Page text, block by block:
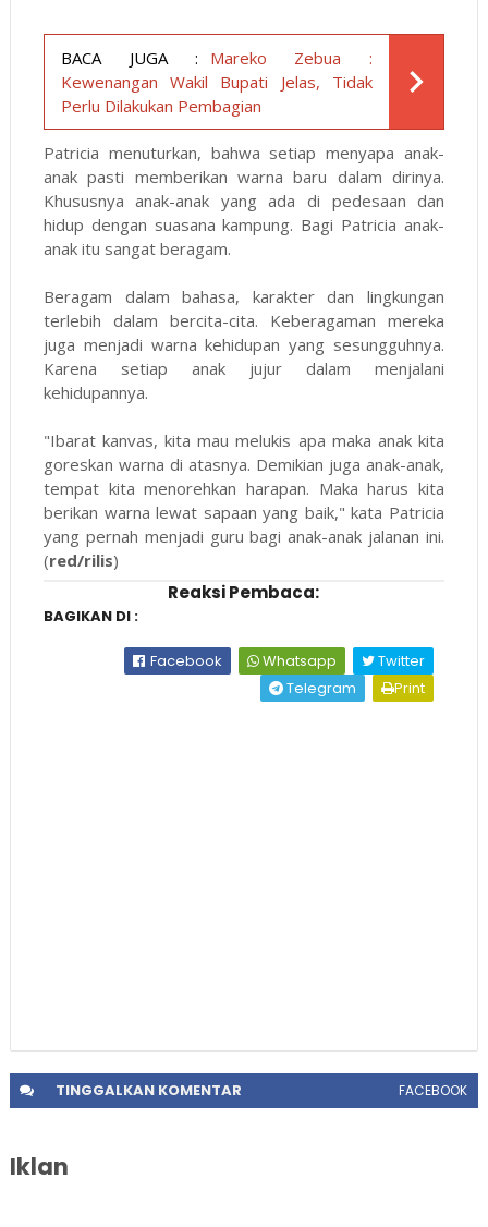
BACA JUGA :
Mareko Zebua :
Kewenangan Wakil Bupati Jelas, Tidak
Perlu Dilakukan Pembagian
Patricia menuturkan, bahwa setiap menyapa anak-
anak pasti memberikan warna baru dalam dirinya.
Khususnya anak-anak yang ada di pedesaan dan
hidup dengan suasana kampung. Bagi Patricia anak-
anak itu sangat beragam.
Beragam dalam bahasa, karakter dan lingkungan
terlebih dalam bercita-cita. Keberagaman mereka
juga menjadi warna kehidupan yang sesungguhnya.
Karena setiap anak jujur dalam menjalani
kehidupannya.
"Ibarat kanvas, kita mau melukis apa maka anak kita
goreskan warna di atasnya. Demikian juga anak-anak,
tempat kita menorehkan harapan. Maka harus kita
berikan warna lewat sapaan yang baik," kata Patricia
yang pernah menjadi guru bagi anak-anak jalanan ini.
(red/rilis)
Reaksi Pembaca:
BAGIKAN DI :
Facebook Whatsapp
Twitter
Telegram
Print
TINGGALKANKOMENTAR FACEBOOK
Iklan